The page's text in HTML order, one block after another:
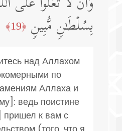
بِسُلۡطَـٰنࣲ مُّبِینࣲ ﴿19﴾
над Аллахом
по
Аллаха и
ведь поистине
к вам с